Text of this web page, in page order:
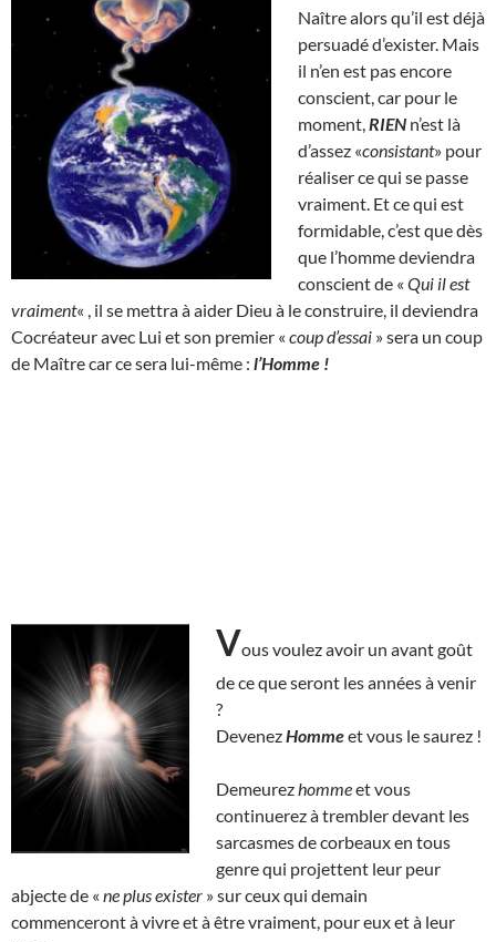
Naître alors qu’il est déjà
persuadé d’exister. Mais
il n’en est pas encore
conscient, car pour le
moment, RIEN n’est là
d’assez «consistant» pour
réaliser ce qui se passe
vraiment. Et ce qui est
formidable, c’est que dès
que l’homme deviendra
conscient de « Qui il est
vraiment« , il se mettra à aider Dieu à le construire, il deviendra
Cocréateur avec Lui et son premier « coup d’essai » sera un coup
de Maître car ce sera lui-même : l’Homme !
Vous voulez avoir un avant goût
de ce que seront les années à venir
?
DevenezHommeet vous le saurez !
Demeurez hommeet vous
continuerez à trembler devant les
sarcasmes de corbeaux en tous
genre qui projettent leur peur
abjecte de « ne plus exister » sur ceux qui demain
commenceront à vivre et à être vraiment, pour eux et à leur